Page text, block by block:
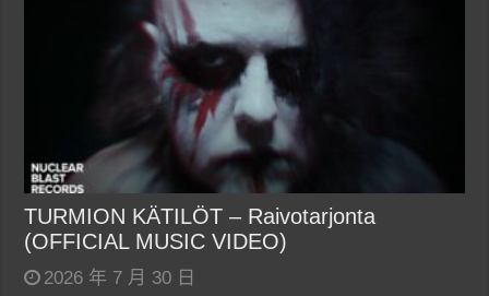
TURMION KÄTILÖT – Raivotarjonta
(OFFICIAL MUSIC VIDEO)
2026 年 7 月 30 日